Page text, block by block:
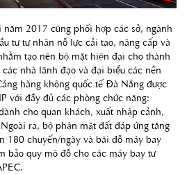
2017 cũng phối hợp các sở, ngành
tư tư nhân nỗ lực cải tạo, nâng cấp và
tạo nên bộ mặt hiện đại cho thành
nhà lãnh đạo và đại biểu các nền
hàng không quốc tế Đà Nẵng được
với đầy đủ các phòng chức năng:
cho quan khách, xuất nhập cảnh,
ra, bộ phận mặt đất đáp ứng tăng
180 chuyến/ngày và bãi đỗ máy bay
bảo quy mô đỗ cho các máy bay tư